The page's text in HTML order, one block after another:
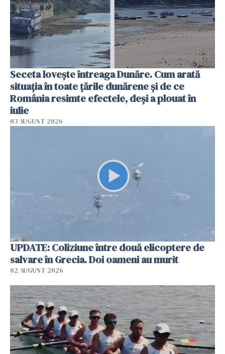
Seceta lovește întreaga Dunăre. Cum arată
situația în toate țările dunărene și de ce
România resimte efectele, deși a plouat în
iulie
03 AUGUST 2026
UPDATE: Coliziune între două elicoptere de
salvare în Grecia. Doi oameni au murit
02 AUGUST 2026